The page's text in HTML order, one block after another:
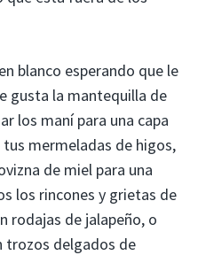
blanco esperando que le
gusta la mantequilla de
los maní para una capa
mermeladas de higos,
de miel para una
los rincones y grietas de
rodajas de jalapeño, o
trozos delgados de